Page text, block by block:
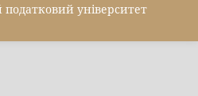
університет